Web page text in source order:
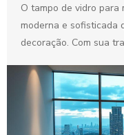
O tampo de vidro para
moderna e sofisticada
decoração. Com sua